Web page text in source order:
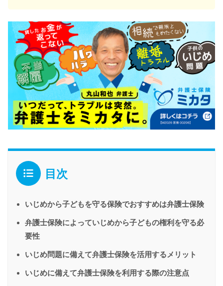
目次
いじめから子どもを守る保険でおすすめは弁護士保険
弁護士保険によっていじめから子どもの権利を守る必
要性
いじめ問題に備えて弁護士保険を活用するメリット
いじめに備えて弁護士保険を利用する際の注意点